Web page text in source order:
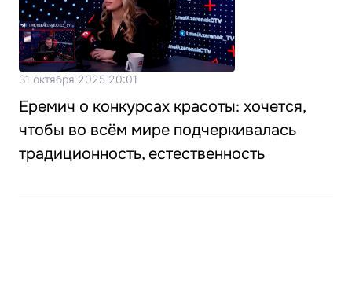
31 октября 2025 20:01
Еремич о конкурсах красоты: хочется,
чтобы во всём мире подчеркивалась
традиционность, естественность